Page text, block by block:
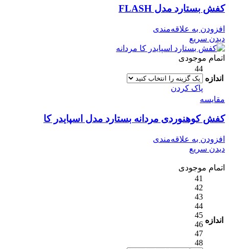
کفش بستارد مدل FLASH
افزودن به علاقه‌مندی
دیدن سریع
اتمام موجودی
اندازه
44
پاک کردن
مقایسه
کفش کوهنوردی مردانه بستارد مدل اسپایدر کا
افزودن به علاقه‌مندی
دیدن سریع
اتمام موجودی
اندازه
41
42
43
44
45
46
47
48